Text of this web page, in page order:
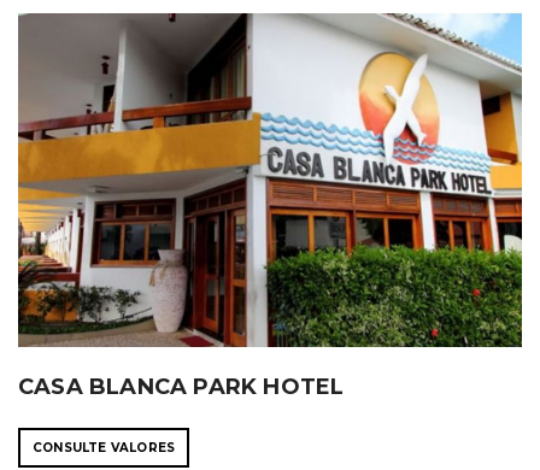
CASA BLANCA PARK HOTEL
CONSULTE VALORES